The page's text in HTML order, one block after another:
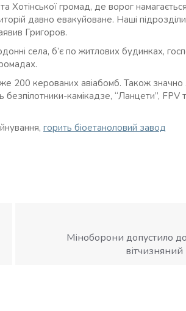
Хотінської громад, де ворог
давно евакуйоване. Наші
Григоров.
села, б’є по житлових будинках,
200 керованих авіабомб. Також значно
камікадзе, “Ланцети”, FPV
горить біоетаноловий завод
Міноборони допустило до